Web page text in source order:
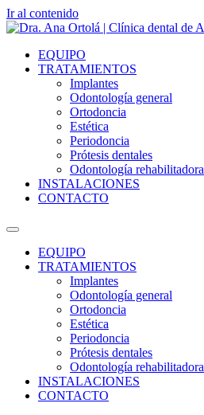
Ir al contenido
EQUIPO
TRATAMIENTOS
Implantes
Odontología general
Ortodoncia
Estética
Periodoncia
Prótesis dentales
Odontología rehabilitadora
INSTALACIONES
CONTACTO
EQUIPO
TRATAMIENTOS
Implantes
Odontología general
Ortodoncia
Estética
Periodoncia
Prótesis dentales
Odontología rehabilitadora
INSTALACIONES
CONTACTO